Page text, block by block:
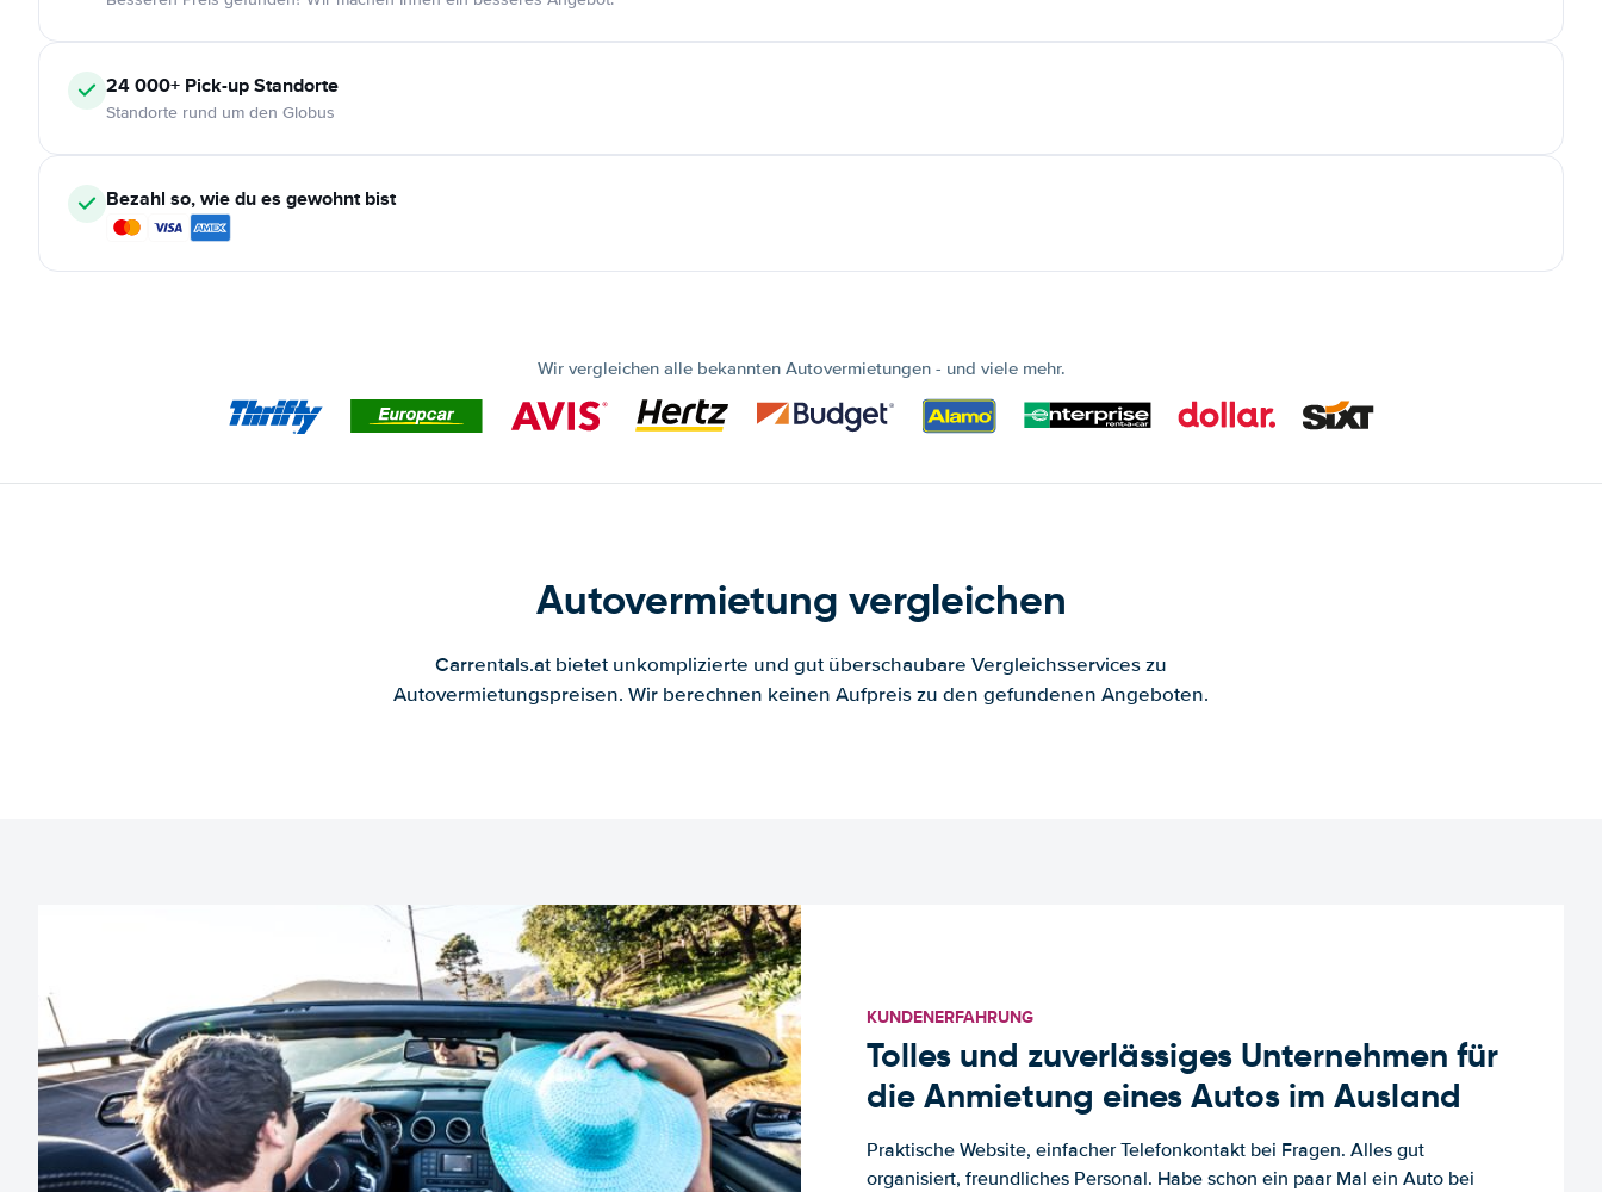
24 000+ Pick-up Standorte
Standorte rund um den Globus
Bezahl so, wie du es gewohnt bist
Wir vergleichen alle bekannten Autovermietungen - und viele mehr.
Autovermietung vergleichen
Carrentals.at bietet unkomplizierte und gut überschaubare Vergleichsservices zu
Autovermietungspreisen. Wir berechnen keinen Aufpreis zu den gefundenen Angeboten.
KUNDENERFAHRUNG
Tolles und zuverlässiges Unternehmen für
die Anmietung eines Autos im Ausland
Praktische Website, einfacher Telefonkontakt bei Fragen. Alles gut
organisiert, freundliches Personal. Habe schon ein paar Mal ein Auto bei